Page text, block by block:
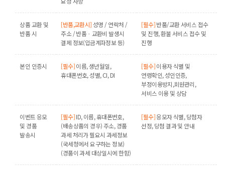
상품 교환 및
반품 시
[반품,교환시]성명 / 연락처 /
주소 / 반품ㆍ교환비 발생시
결제 정보(입금계좌정보 등)
[필수]반품/교환 서비스 접수
및 진행, 환불 서비스 접수 및
진행
본인 인증시 [필수]이름, 생년월일,
휴대폰번호, 성별, CI, DI
[필수]이용자 식별 및
연령확인, 성인인증,
부정이용방지,회원관리,
서비스 이용 및 상담
이벤트 응모
및 경품
발송시
[필수]ID, 이름, 휴대폰번호,
(배송상품의 경우) 주소, 경품
과세 처리가 필요시 과세정보
(국세청에서 요구하는 정보)
(경품이 과세 대상일시에 한함)
[필수]응모자 식별, 당첨자
선정, 당첨 결과 및 안내